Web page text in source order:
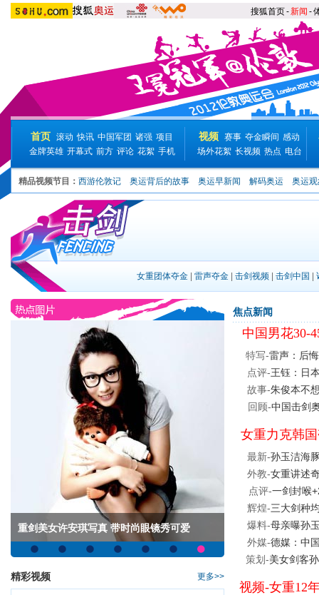
搜狐首页-新闻 -
首页 滚动 快讯 中国军团 诸强 项目
金牌英雄 开幕式 前方 评论 花絮 手机
视频 赛事 夺金瞬间 感动
场外花絮 长视频 热点 电台
精品视频节目： 西游伦敦记 奥运背后的故事 奥运早新闻 解码奥运 奥运
女重团体夺金| 雷声夺金| 击剑视频| 击剑中国
重剑美女许安琪写真 带时尚眼镜秀可爱
精彩视频 更多>>
焦点新闻
中国男花30-
特写-雷声：后
点评-王钰：日
故事-朱俊本不
回顾-中国击剑
女重力克韩
最新-孙玉洁海
外教-女重讲述
点评-一剑封喉
辉煌-三大剑种
爆料-母亲曝孙
外媒-德媒：中
策划-美女剑客
视频-女重12